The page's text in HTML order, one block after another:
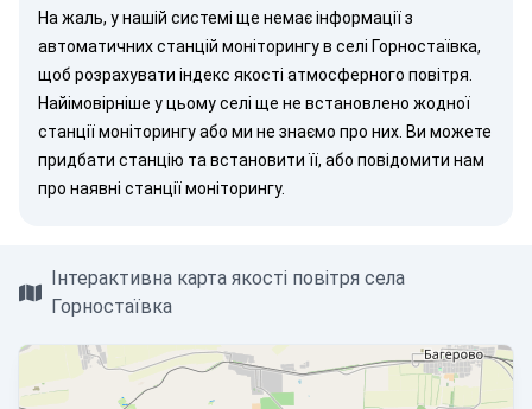
На жаль, у нашій системі ще немає інформації з
автоматичних станцій моніторингу в селі Горностаївка,
щоб розрахувати індекс якості атмосферного повітря.
Найімовірніше у цьому селі ще не встановлено жодної
станції моніторингу або ми не знаємо про них. Ви можете
придбати станцію та встановити її, або повідомити нам
про наявні станції моніторингу.
Інтерактивна карта якості повітря села
Горностаївка